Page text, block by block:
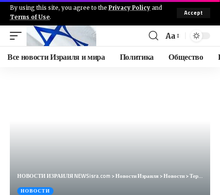
By using this site, you agree to the Privacy Policy and
Terms of Use.
Accept
Aa
Все новости Израиля и мира Политика Общество
НОВОСТИ ИЗРАИЛЯ NEWSisra.com >Новости Израиля>Новости>Теракт в Гуш-Эционе | Свастика в Петах-Тикве // НОВОСТИ ОТ 12.12.24
НОВОСТИ